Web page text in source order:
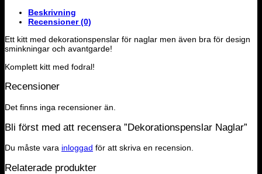
Beskrivning
Recensioner (0)
Ett kitt med dekorationspenslar för naglar men även bra för design
sminkningar och avantgarde!
Komplett kitt med fodral!
Recensioner
Det finns inga recensioner än.
Bli först med att recensera ”Dekorationspenslar Naglar”
Du måste vara inloggad för att skriva en recension.
Relaterade produkter